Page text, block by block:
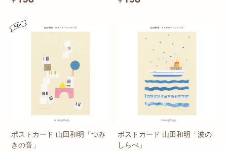
ポストカード 山田和明「つみ
きの音」
ポストカード 山田和明「波の
しらべ」